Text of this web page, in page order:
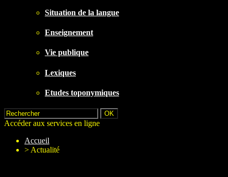
Situation de la langue
Enseignement
Vie publique
Lexiques
Etudes toponymiques
Accéder aux services en ligne
Accueil
> Actualité